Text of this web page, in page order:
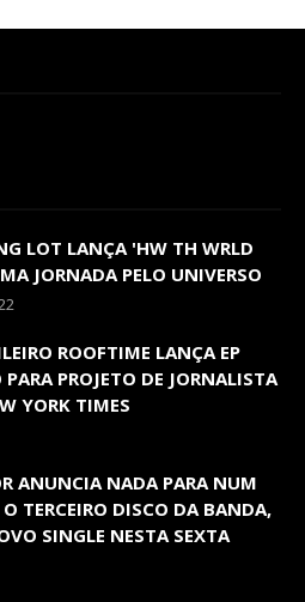
LOT LANÇA 'HW TH WRLD
JORNADA PELO UNIVERSO
ROOFTIME LANÇA EP
PARA PROJETO DE JORNALISTA
YORK TIMES
ANUNCIA NADA PARA NUM
TERCEIRO DISCO DA BANDA,
SINGLE NESTA SEXTA